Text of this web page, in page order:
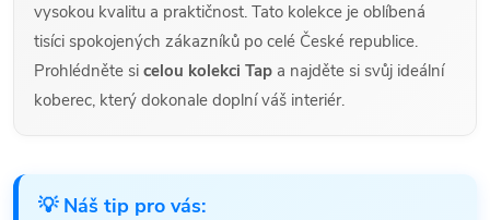
vysokou kvalitu a praktičnost. Tato kolekce je oblíbená
tisíci spokojených zákazníků po celé České republice.
Prohlédněte si celou kolekci Tap a najděte si svůj ideální
koberec, který dokonale doplní váš interiér.
💡 Náš tip pro vás: